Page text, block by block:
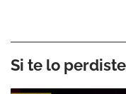
Si te lo perdiste